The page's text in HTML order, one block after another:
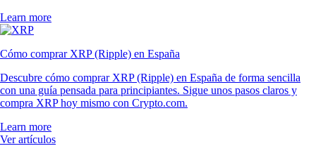
Learn more
Cómo comprar XRP (Ripple) en España
Descubre cómo comprar XRP (Ripple) en España de forma sencilla
con una guía pensada para principiantes. Sigue unos pasos claros y
compra XRP hoy mismo con Crypto.com.
Learn more
Ver artículos